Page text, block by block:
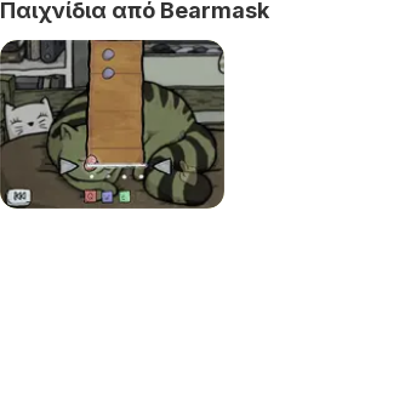
Παιχνίδια από Bearmask